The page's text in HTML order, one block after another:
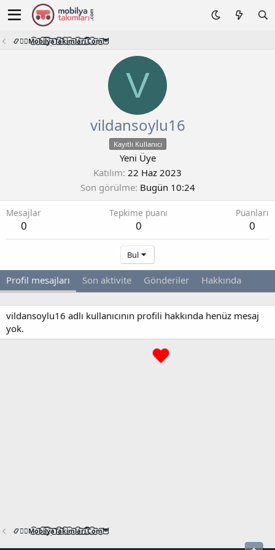
📿🧙‍♂️M͜͡o͜͡b͜͡i͜͡l͜͡y͜͡a͜͡T͜͡a͜͡k͜͡i͜͡m͜͡l͜͡a͜͡r͜͡i͜͡.͜͡C͜͡o͜͡m͜͡🦉
V
vildansoylu16
Kayıtlı Kullanıcı
Yeni Üye
Katılım 22 Haz 2023
Son görülme Bugün 10:24
Mesajlar
0
Tepkime puanı
0
Puanları
0
Bul
Profil mesajları Son aktivite Gönderiler Hakkında
vildansoylu16 adlı kullanıcının profili hakkında henüz mesaj
yok.
📿🧙‍♂️M͜͡o͜͡b͜͡i͜͡l͜͡y͜͡a͜͡T͜͡a͜͡k͜͡i͜͡m͜͡l͜͡a͜͡r͜͡i͜͡.͜͡C͜͡o͜͡m͜͡🦉